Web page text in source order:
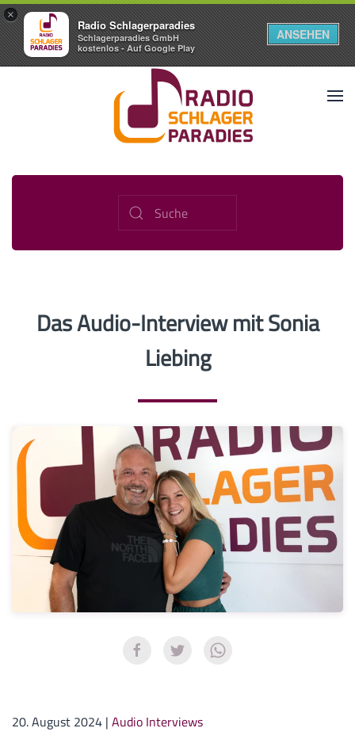
×
Radio Schlagerparadies
Schlagerparadies GmbH
kostenlos - Auf Google Play
ANSEHEN
Das Audio-Interview mit Sonia
Liebing
20. August 2024 | Audio Interviews